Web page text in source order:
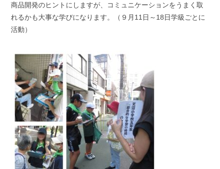
商品開発のヒントにしますが、コミュニケーションをうまく取
れるかも大事な学びになります。（９月11日～18日学級ごとに
活動）